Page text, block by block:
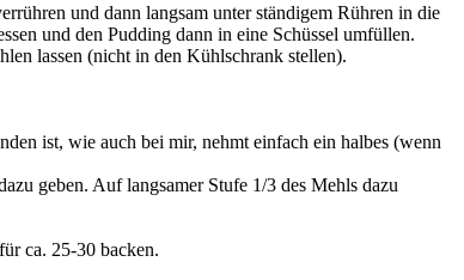
und dann langsam unter ständigem Rühren in die
und den Pudding dann in eine Schüssel umfüllen.
lassen (nicht in den Kühlschrank stellen).
ist, wie auch bei mir, nehmt einfach ein halbes (wenn
geben. Auf langsamer Stufe 1/3 des Mehls dazu
ca. 25-30 backen.